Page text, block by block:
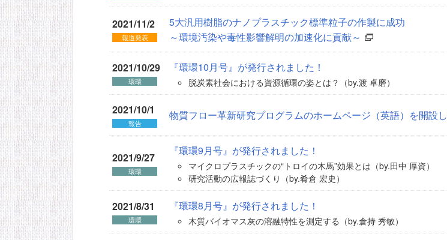
2021/11/2
報道発表
5大汎用樹脂のナノプラスチック標準粒子の作製に成功
～環境汚染や毒性影響解明の加速化に貢献～
2021/10/29
環環
『環環10月号』が発行されました！
脱炭素社会における資源循環の姿とは？（by.渡 卓磨）
2021/10/1
報告
物質フロー革新研究プログラムのホームページ（英語）を開設し
2021/9/27
環環
『環環9月号』が発行されました！
マイクロプラスチックの“トロイの木馬”効果とは（by.田中 厚資）
研究活動の広報誌づくり（by.肴倉 宏史）
2021/8/31
環環
『環環8月号』が発行されました！
木質バイオマス灰の溶融特性を測定する（by.倉持 秀敏）